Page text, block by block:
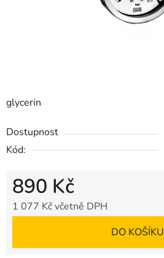
glycerin
Dostupnost
Kód:
890 Kč
1 077 Kč včetně DPH
DO KOŠÍKU